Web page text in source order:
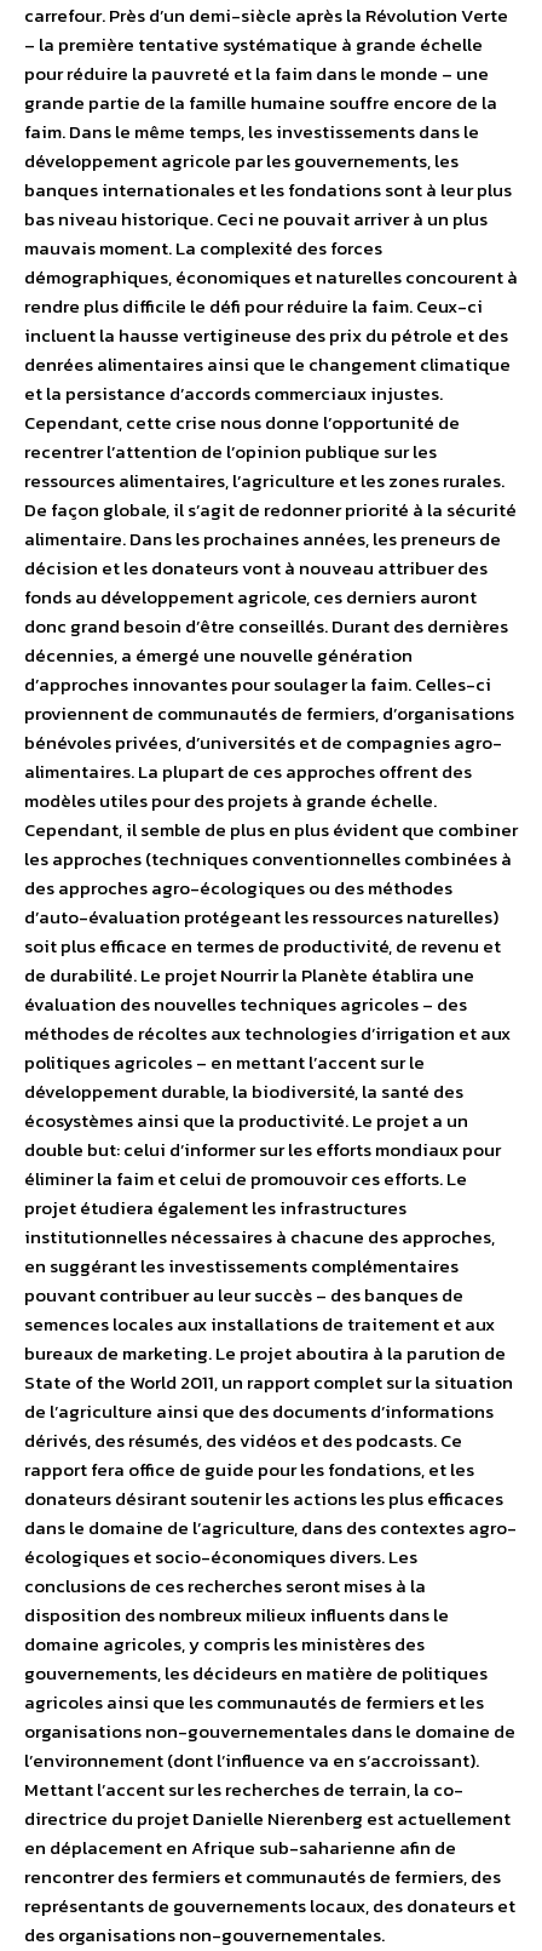
carrefour. Près d’un demi-siècle après la Révolution Verte
– la première tentative systématique à grande échelle
pour réduire la pauvreté et la faim dans le monde – une
grande partie de la famille humaine souffre encore de la
faim. Dans le même temps, les investissements dans le
développement agricole par les gouvernements, les
banques internationales et les fondations sont à leur plus
bas niveau historique. Ceci ne pouvait arriver à un plus
mauvais moment. La complexité des forces
démographiques, économiques et naturelles concourent à
rendre plus difficile le défi pour réduire la faim. Ceux-ci
incluent la hausse vertigineuse des prix du pétrole et des
denrées alimentaires ainsi que le changement climatique
et la persistance d’accords commerciaux injustes.
Cependant, cette crise nous donne l’opportunité de
recentrer l’attention de l’opinion publique sur les
ressources alimentaires, l’agriculture et les zones rurales.
De façon globale, il s’agit de redonner priorité à la sécurité
alimentaire. Dans les prochaines années, les preneurs de
décision et les donateurs vont à nouveau attribuer des
fonds au développement agricole, ces derniers auront
donc grand besoin d’être conseillés. Durant des dernières
décennies, a émergé une nouvelle génération
d’approches innovantes pour soulager la faim. Celles-ci
proviennent de communautés de fermiers, d’organisations
bénévoles privées, d’universités et de compagnies agro-
alimentaires. La plupart de ces approches offrent des
modèles utiles pour des projets à grande échelle.
Cependant, il semble de plus en plus évident que combiner
les approches (techniques conventionnelles combinées à
des approches agro-écologiques ou des méthodes
d’auto-évaluation protégeant les ressources naturelles)
soit plus efficace en termes de productivité, de revenu et
de durabilité. Le projet Nourrir la Planète établira une
évaluation des nouvelles techniques agricoles – des
méthodes de récoltes aux technologies d’irrigation et aux
politiques agricoles – en mettant l’accent sur le
développement durable, la biodiversité, la santé des
écosystèmes ainsi que la productivité. Le projet a un
double but: celui d’informer sur les efforts mondiaux pour
éliminer la faim et celui de promouvoir ces efforts. Le
projet étudiera également les infrastructures
institutionnelles nécessaires à chacune des approches,
en suggérant les investissements complémentaires
pouvant contribuer au leur succès – des banques de
semences locales aux installations de traitement et aux
bureaux de marketing. Le projet aboutira à la parution de
State of the World 2011, un rapport complet sur la situation
de l’agriculture ainsi que des documents d’informations
dérivés, des résumés, des vidéos et des podcasts. Ce
rapport fera office de guide pour les fondations, et les
donateurs désirant soutenir les actions les plus efficaces
dans le domaine de l’agriculture, dans des contextes agro-
écologiques et socio-économiques divers. Les
conclusions de ces recherches seront mises à la
disposition des nombreux milieux influents dans le
domaine agricoles, y compris les ministères des
gouvernements, les décideurs en matière de politiques
agricoles ainsi que les communautés de fermiers et les
organisations non-gouvernementales dans le domaine de
l’environnement (dont l’influence va en s’accroissant).
Mettant l’accent sur les recherches de terrain, la co-
directrice du projet Danielle Nierenberg est actuellement
en déplacement en Afrique sub-saharienne afin de
rencontrer des fermiers et communautés de fermiers, des
représentants de gouvernements locaux, des donateurs et
des organisations non-gouvernementales.